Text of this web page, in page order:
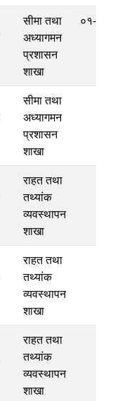
सीमा तथा
अध्यागमन
प्रशासन
शाखा
०१-
सीमा तथा
अध्यागमन
प्रशासन
शाखा
राहत तथा
तथ्यांक
व्यवस्थापन
शाखा
राहत तथा
तथ्यांक
व्यवस्थापन
शाखा
राहत तथा
तथ्यांक
व्यवस्थापन
शाखा